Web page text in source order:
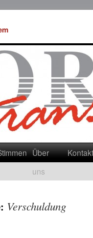
Über
uns
Kontakt
Verschuldung